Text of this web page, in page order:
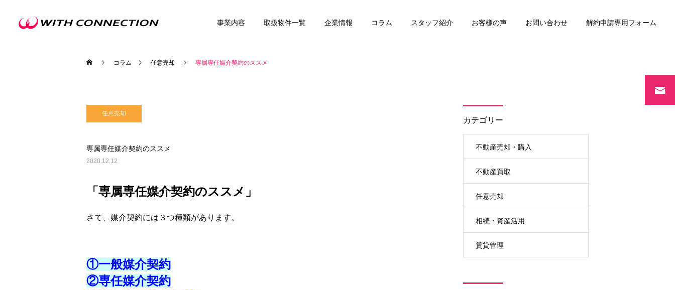
事業内容 取扱物件一覧 企業情報 コラム スタッフ紹介 お客様の声 お問い合わせ 解約申請専用フォーム
コラム 任意売却 専属専任媒介契約のススメ
任意売却
専属専任媒介契約のススメ
2020.12.12
「専属専任媒介契約のススメ」
さて、媒介契約には３つ種類があります。
①一般媒介契約
②専任媒介契約
カテゴリー
不動産売却・購入
不動産買取
任意売却
相続・資産活用
賃貸管理